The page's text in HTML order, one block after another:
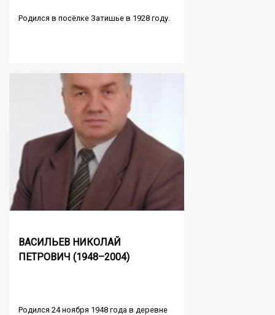
Родился в посёлке Затишье в 1928 году.
ВАСИЛЬЕВ НИКОЛАЙ
ПЕТРОВИЧ (1948–2004)
Родился 24 ноября 1948 года в деревне